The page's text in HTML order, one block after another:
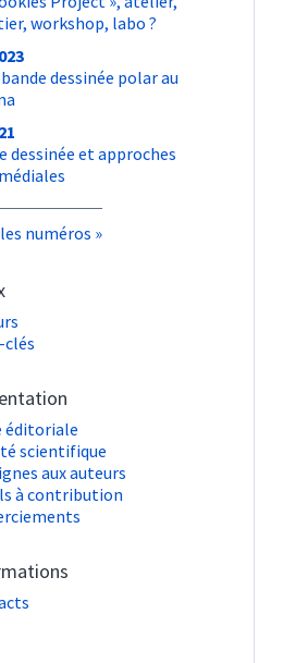
workshop, labo ?
dessinée polar au
dessinée et approches
numéros
éditoriale
scientifique
aux auteurs
à contribution